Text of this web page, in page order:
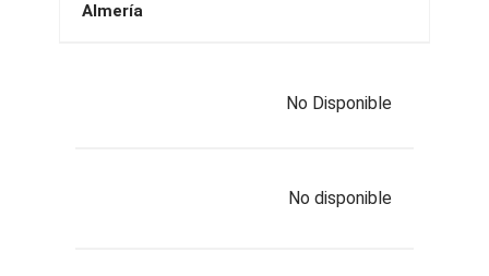
Almería
No Disponible
No disponible